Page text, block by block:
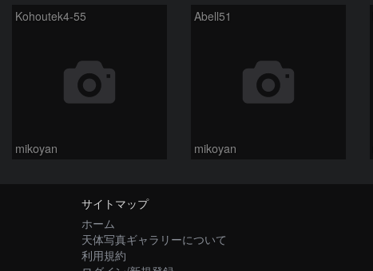
Kohoutek4-55
mikoyan
Abell51
mikoyan
サイトマップ
ホーム
天体写真ギャラリーについて
利用規約